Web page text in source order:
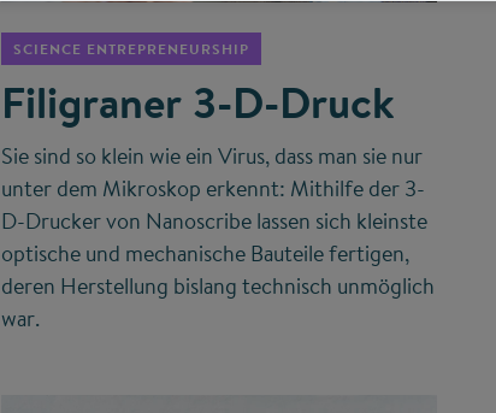
SCIENCE ENTREPRENEURSHIP
Filigraner 3-D-Druck
Sie sind so klein wie ein Virus, dass man sie nur
unter dem Mikroskop erkennt: Mithilfe der 3-
D-Drucker von Nanoscribe lassen sich kleinste
optische und mechanische Bauteile fertigen,
deren Herstellung bislang technisch unmöglich
war.